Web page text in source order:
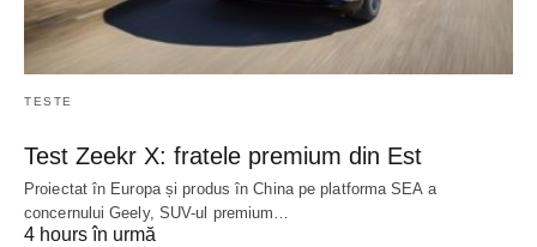
TESTE
Test Zeekr X: fratele premium din Est
Proiectat în Europa și produs în China pe platforma SEA a
concernului Geely, SUV-ul premium…
4 hours în urmă